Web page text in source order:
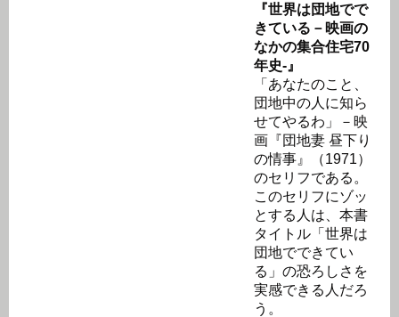
『世界は団地でで
きている－映画の
なかの集合住宅70
年史-』
「あなたのこと、
団地中の人に知ら
せてやるわ」－映
画『団地妻 昼下り
の情事』（1971）
のセリフである。
このセリフにゾッ
とする人は、本書
タイトル「世界は
団地でできてい
る」の恐ろしさを
実感できる人だろ
う。